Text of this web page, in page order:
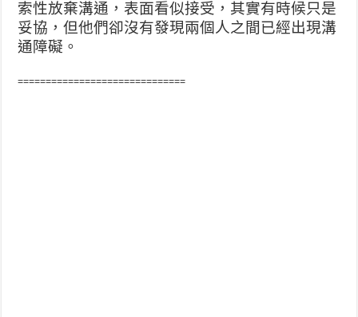
索性放棄溝通，表面看似接受，其實有時候只是
妥協，但他們卻沒有發現兩個人之間已經出現溝
通障礙。
==============================